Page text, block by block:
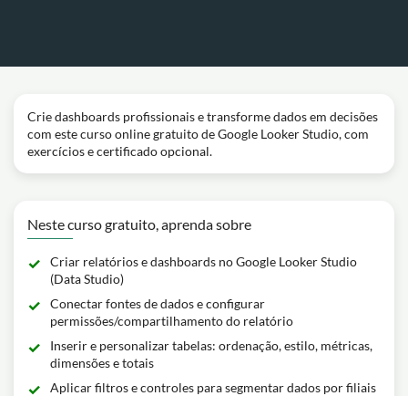
Crie dashboards profissionais e transforme dados em decisões
com este curso online gratuito de Google Looker Studio, com
exercícios e certificado opcional.
Neste curso gratuito, aprenda sobre
Criar relatórios e dashboards no Google Looker Studio
(Data Studio)
Conectar fontes de dados e configurar
permissões/compartilhamento do relatório
Inserir e personalizar tabelas: ordenação, estilo, métricas,
dimensões e totais
Aplicar filtros e controles para segmentar dados por filiais